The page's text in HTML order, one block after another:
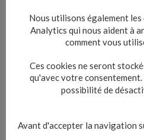
Textes de référence
Services en ligne et
Quels
Nous utilisons également
Analytics qui nous aident à
comment vous
Ces cookies ne seront
qu'avec votre
possibilité de
Avant d'accepter la navigation